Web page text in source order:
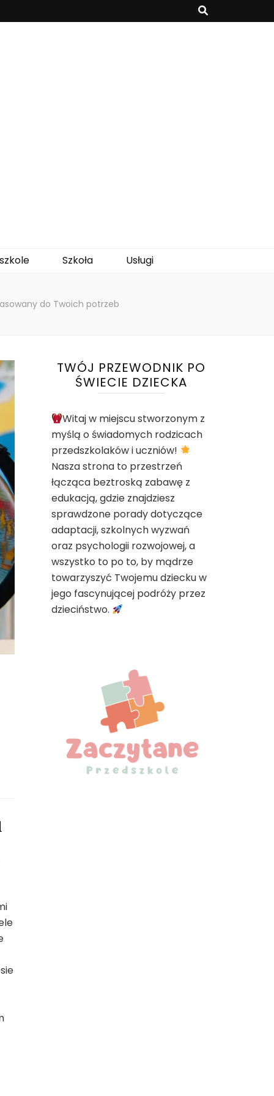
Szkoła Usługi
do Twoich potrzeb
TWÓJ PRZEWODNIK PO
ŚWIECIE DZIECKA
Witaj w miejscu stworzonym z
myślą o świadomych rodzicach
przedszkolaków i uczniów!
Nasza strona to przestrzeń
łącząca beztroską zabawę z
edukacją, gdzie znajdziesz
sprawdzone porady dotyczące
adaptacji, szkolnych wyzwań
oraz psychologii rozwojowej, a
wszystko to po to, by mądrze
towarzyszyć Twojemu dziecku w
jego fascynującej podróży przez
dzieciństwo.